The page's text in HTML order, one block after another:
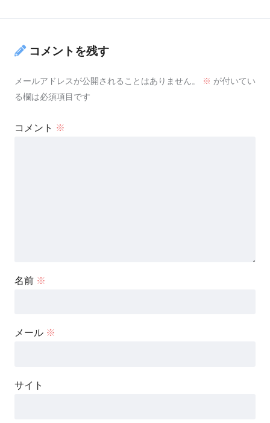
コメントを残す
メールアドレスが公開されることはありません。 ※ が付いてい
る欄は必須項目です
コメント ※
名前 ※
メール ※
サイト